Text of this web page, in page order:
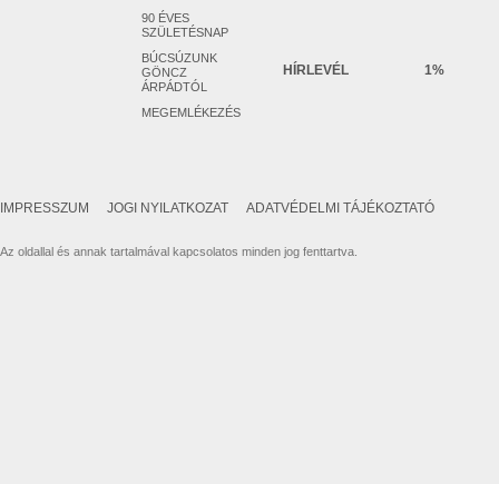
90 ÉVES
SZÜLETÉSNAP
BÚCSÚZUNK
GÖNCZ
ÁRPÁDTÓL
MEGEMLÉKEZÉS
HÍRLEVÉL 1%
IMPRESSZUM JOGI NYILATKOZAT ADATVÉDELMI TÁJÉKOZTATÓ
Az oldallal és annak tartalmával kapcsolatos minden jog fenttartva.